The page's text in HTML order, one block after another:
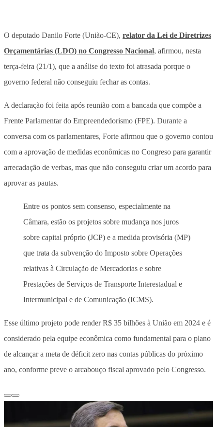
O deputado Danilo Forte (União-CE), relator da Lei de Diretrizes
Orçamentárias (LDO) no Congresso Nacional, afirmou, nesta
terça-feira (21/1), que a análise do texto foi atrasada porque o
governo federal não conseguiu fechar as contas.
A declaração foi feita após reunião com a bancada que compõe a
Frente Parlamentar do Empreendedorismo (FPE). Durante a
conversa com os parlamentares, Forte afirmou que o governo contou
com a aprovação de medidas econômicas no Congreso para garantir
arrecadação de verbas, mas que não conseguiu criar um acordo para
aprovar as pautas.
Entre os pontos sem consenso, especialmente na
Câmara, estão os projetos sobre mudança nos juros
sobre capital próprio (JCP) e a medida provisória (MP)
que trata da subvenção do Imposto sobre Operações
relativas à Circulação de Mercadorias e sobre
Prestações de Serviços de Transporte Interestadual e
Intermunicipal e de Comunicação (ICMS).
Esse último projeto pode render R$ 35 bilhões à União em 2024 e é
considerado pela equipe econômica como fundamental para o plano
de alcançar a meta de déficit zero nas contas públicas do próximo
ano, conforme preve o arcabouço fiscal aprovado pelo Congresso.